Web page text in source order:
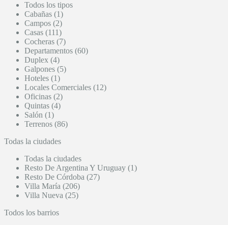
Todos los tipos
Cabañas (1)
Campos (2)
Casas (111)
Cocheras (7)
Departamentos (60)
Duplex (4)
Galpones (5)
Hoteles (1)
Locales Comerciales (12)
Oficinas (2)
Quintas (4)
Salón (1)
Terrenos (86)
Todas la ciudades
Todas la ciudades
Resto De Argentina Y Uruguay (1)
Resto De Córdoba (27)
Villa María (206)
Villa Nueva (25)
Todos los barrios